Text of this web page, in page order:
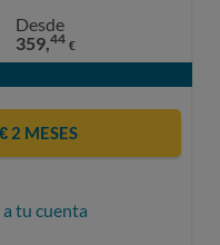
Desde
359,44 €
2 MESES
a tu cuenta